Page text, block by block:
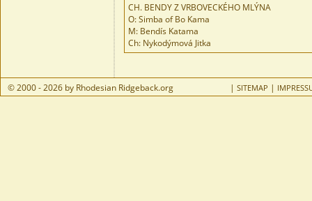
CH. BENDY Z VRBOVECKÉHO MLÝNA
O: Simba of Bo Kama
M: Bendís Katama
Ch: Nykodýmová Jitka
© 2000 - 2026 by Rhodesian Ridgeback.org | SITEMAP |